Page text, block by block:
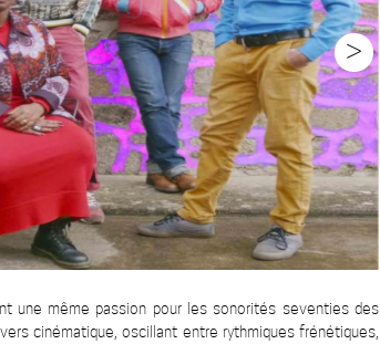
>
une même passion pour les sonorités seventies des
cinématique, oscillant entre rythmiques frénétiques,